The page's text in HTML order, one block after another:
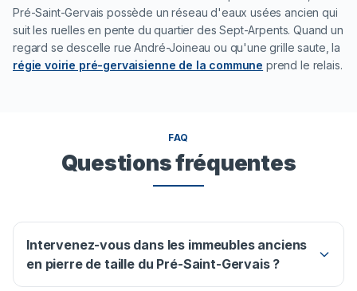
Pré-Saint-Gervais possède un réseau d'eaux usées ancien qui
suit les ruelles en pente du quartier des Sept-Arpents. Quand un
regard se descelle rue André-Joineau ou qu'une grille saute, la
régie voirie pré-gervaisienne de la commune prend le relais.
FAQ
Questions fréquentes
Intervenez-vous dans les immeubles anciens
en pierre de taille du Pré-Saint-Gervais ?